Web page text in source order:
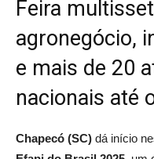
Feira
agronegócio,
e mais de 20
nacionais até
Chapecó (SC) dá início